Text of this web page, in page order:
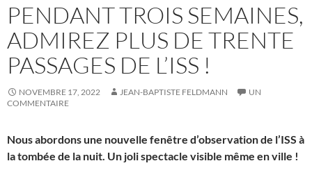
PENDANT TROIS SEMAINES,
ADMIREZ PLUS DE TRENTE
PASSAGES DE L’ISS !
NOVEMBRE 17, 2022 JEAN-BAPTISTE FELDMANN
UN
COMMENTAIRE
Nous abordons une nouvelle fenêtre d’observation de l’ISS à
la tombée de la nuit. Un joli spectacle visible même en ville !